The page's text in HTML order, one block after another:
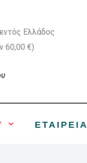
Ελλάδος
60,00 €)
ΕΤΑΙΡΕΊΑ